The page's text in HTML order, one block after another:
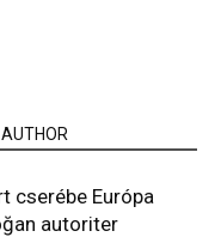
cserébe Európa
autoriter